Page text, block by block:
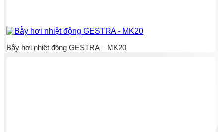
Bẫy hơi nhiệt động GESTRA – MK20